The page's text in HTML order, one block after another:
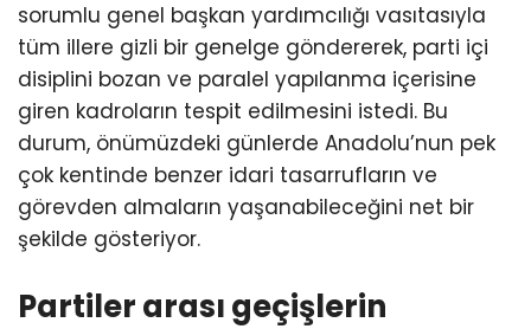
sorumlu genel başkan yardımcılığı vasıtasıyla
tüm illere gizli bir genelge göndererek, parti içi
disiplini bozan ve paralel yapılanma içerisine
giren kadroların tespit edilmesini istedi. Bu
durum, önümüzdeki günlerde Anadolu’nun pek
çok kentinde benzer idari tasarrufların ve
görevden almaların yaşanabileceğini net bir
şekilde gösteriyor.
Partiler arası geçişlerin